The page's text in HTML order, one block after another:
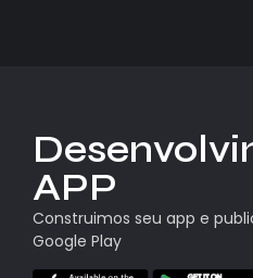
APP
Construimos seu app e
Google Play